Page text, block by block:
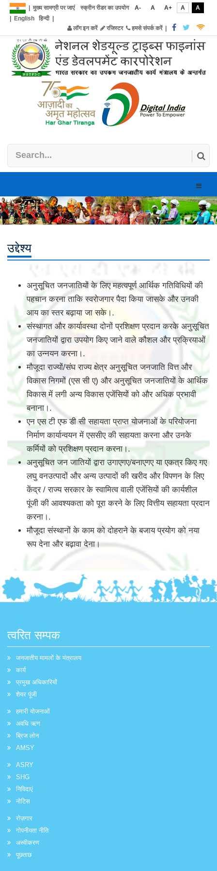
मुख्य सामग्री पर जाएं स्क्रीन रीडर का उपयोग A- A A+ A
A
English हिन्दी|
लॉग इन करें
रजिस्टर हमसे संपर्क करें|
Toggle
उद्देश्य
अनुसूचित जनजातियों के लिए महत्वपूर्ण आर्थिक गतिविधियों की
पहचान करना ताकि स्वरोजगार पैदा किया जासके और उनकी
आय का स्तर बढ़ाया जा सके।.
संस्थागत और कार्यावस्‍था दोनों प्रशिक्षण प्रदान करके अनुसूचित
जनजातियों द्वारा उपयोग किए जाने वाले कौशल और प्रक्रियाओं
का उन्नयन करना।.
मौजूदा राज्यों/संघ राज्य क्षेत्र अनुसूचित जनजाति वित्त और
विकास निगमों (एस सी ए) और अनुसूचित जनजातियों के आर्थिक
विकास में लगी अन्य विकास एजेंसियों को और अधिक प्रभावी
बनाना।.
एन एस टी एफ डी सी सहायता प्राप्त योजनाओं के परियोजना
निर्माण कार्यान्वयन में एससीए की सहायता करना और उनके
कर्मियों को प्रशिक्षण प्रदान करना।.
अनुसूचित जन जातियों द्वारा उगाएगए/बनाएगए या एकत्र किए गए
लघु वनउत्पादों और अन्य उत्पादों की खरीद और विपणन के लिए
केंद्र / राज्य सरकार के स्वामित्व वाली एजेंसियों की कार्यशील
पूंजी की आवश्यकता को पूरा करने के लिए वित्तीय सहायता प्रदान
करना।.
मौजूदा संस्थानों के काम को दोहराने के बजाय प्रयोग को नया
रूप देना और बढ़ावा देना।
त्वरित सम्पक
जनजातीय मामलों के मंत्रालय
कार्य
प्रमुख अधिकारियों
शेयर पूंजी
हमारी योजनाओं
अवधि ऋण
ब्रिज लोन
AMSY
ASRY
SHG
निविदाएं
नोटिस
रोज़गार
गोपनीयता नीति
अस्वीकरण
पूछताछ